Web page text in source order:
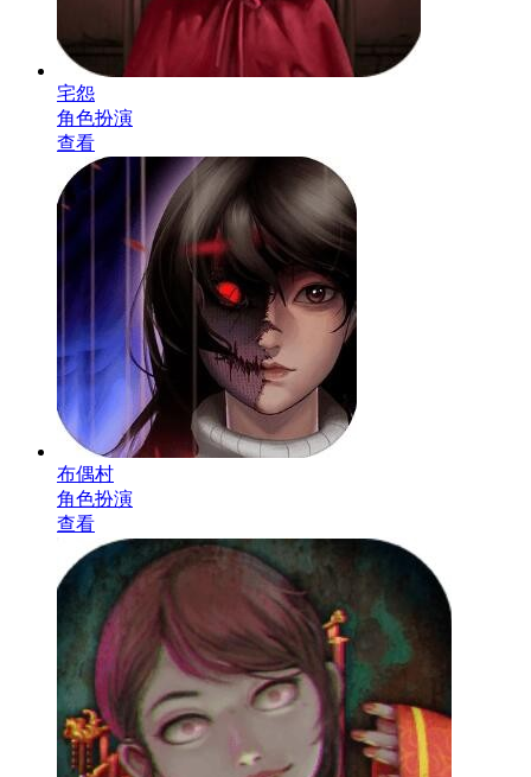
宅怨
角色扮演
查看
布偶村
角色扮演
查看